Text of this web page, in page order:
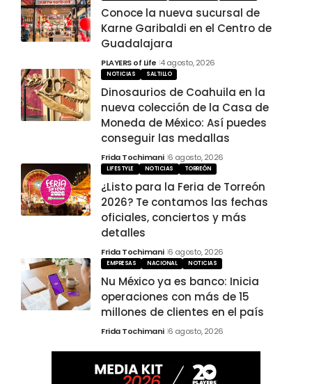
Conoce la nueva sucursal de
Karne Garibaldi en el Centro de
Guadalajara
PLAYERS of Life 4 agosto, 2026
NOTICIAS SALTILLO
Dinosaurios de Coahuila en la
nueva colección de la Casa de
Moneda de México: Así puedes
conseguir las medallas
Frida Tochimani 6 agosto, 2026
LIFESTYLE NOTICIAS TORREÓN
¿Listo para la Feria de Torreón
2026? Te contamos las fechas
oficiales, conciertos y más
detalles
Frida Tochimani 6 agosto, 2026
EMPRESAS NACIONAL NOTICIAS
Nu México ya es banco: Inicia
operaciones con más de 15
millones de clientes en el país
Frida Tochimani 6 agosto, 2026